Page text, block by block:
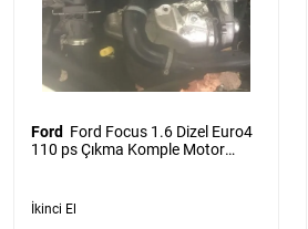
Ford
110 ps Çıkma Komple Motor
İkinci El